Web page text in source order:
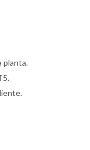
planta.